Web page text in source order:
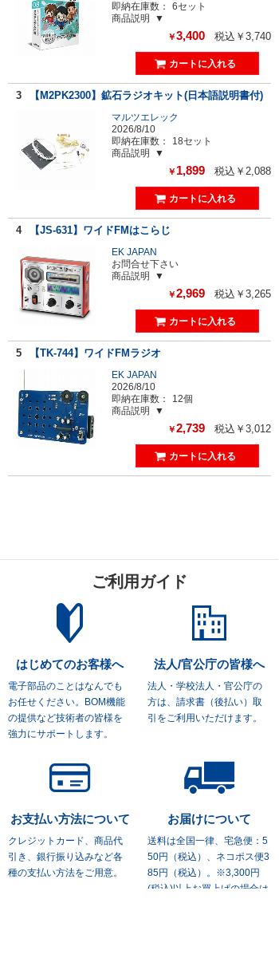
即納在庫数：
6セット
商品説明
￥3,400 税込￥3,740
3 【M2PK2300】鉱石ラジオキット(日本語説明書付)
マルツエレック
2026/8/10
即納在庫数：
18セット
商品説明
￥ 1,899 税込￥2,088
4 【JS-631】ワイドFMはこらじ
EK JAPAN
お問合せ下さい
商品説明
￥2,969 税込￥3,265
5 【TK-744】ワイドFMラジオ
EK JAPAN
2026/8/10
即納在庫数：
12個
商品説明
￥2,739 税込￥3,012
ご利用ガイド
はじめてのお客様へ
電子部品のことはなんでも
お任せください。
BOM機能
の提供など技術者の皆様を
強力にサポートします。
法人/官公庁の皆様へ
法人・学校法人・官公庁の
方は、 請求書（後払い）取
引をご利用いただけます。
お支払い方法について
クレジットカード、商品代
引き、 銀行振り込みなど各
種の支払い方法をご用意。
お届けについて
送料は全国一律、宅急便：5
50円（税込）、 ネコポス便3
85円（税込）。※3,300円
(税込)以上お買上げの場合は